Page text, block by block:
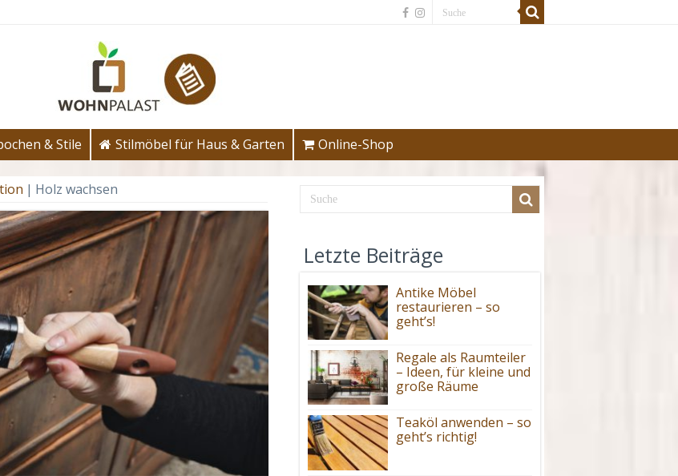
& Stile Stilmöbel für Haus & Garten Online-Shop
| Holz wachsen
Letzte Beiträge
Antike Möbel
restaurieren – so
geht’s!
Regale als Raumteiler
– Ideen, für kleine und
große Räume
Teaköl anwenden – so
geht’s richtig!